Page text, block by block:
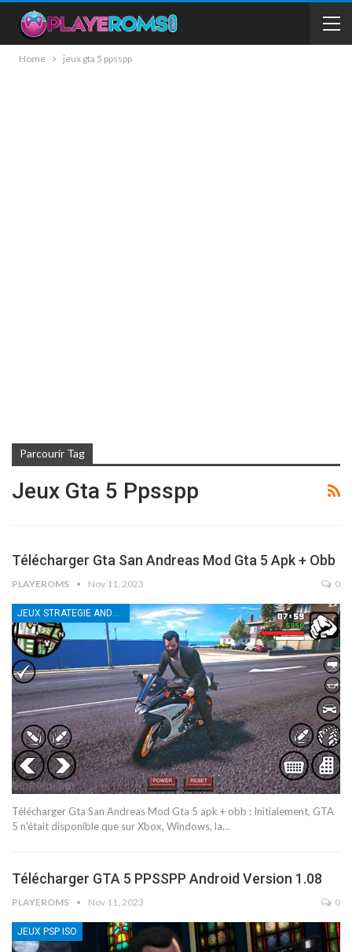
Home jeux gta 5 ppsspp
Parcourir Tag
Jeux Gta 5 Ppsspp
Télécharger Gta San Andreas Mod Gta 5 Apk + Obb
PLAYEROMS Nov 11, 2023 0
JEUX STRATEGIE ANDROID
Télécharger Gta San Andreas Mod Gta 5 apk + obb : Initialement, GTA
5 n'était disponible que sur Xbox, Windows, la…
Télécharger GTA 5 PPSSPP Android Version 1.08
PLAYEROMS Nov 11, 2023 0
JEUX PSP ISO